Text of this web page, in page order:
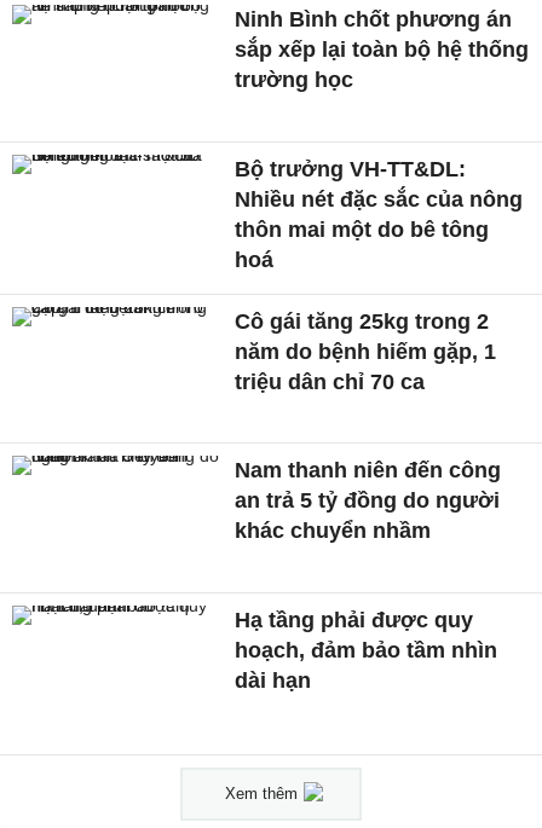
Ninh Bình chốt phương án
sắp xếp lại toàn bộ hệ thống
trường học
Bộ trưởng VH-TT&DL:
Nhiều nét đặc sắc của nông
thôn mai một do bê tông
hoá
Cô gái tăng 25kg trong 2
năm do bệnh hiếm gặp, 1
triệu dân chỉ 70 ca
Nam thanh niên đến công
an trả 5 tỷ đồng do người
khác chuyển nhầm
Hạ tầng phải được quy
hoạch, đảm bảo tầm nhìn
dài hạn
Xem thêm